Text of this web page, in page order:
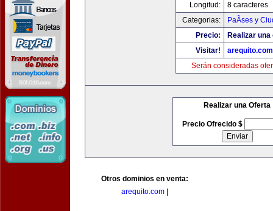
Longitud:
8 caracteres
Categorias:
PaÃ­ses y
Precio:
Realizar
Visitar!
arequito.com
Serán consideradas
Realizar una Oferta
Precio Ofrecido $
Otros dominios en venta:
arequito.com